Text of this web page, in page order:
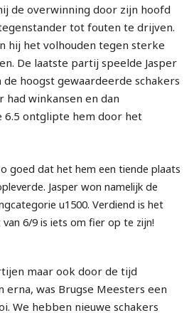
de overwinning door zijn hoofd
tot fouten te drijven.
hij het volhouden tegen sterke
De laatste partij speelde Jasper
hoogst gewaardeerde schakers
had winkansen en dan
6.5 ontglipte hem door het
goed dat het hem een tiende plaats
Jasper won namelijk de
u1500. Verdiend is het
6/9 is iets om fier op te zijn!
maar ook door de tijd
was Brugse Meesters een
We hebben nieuwe schakers